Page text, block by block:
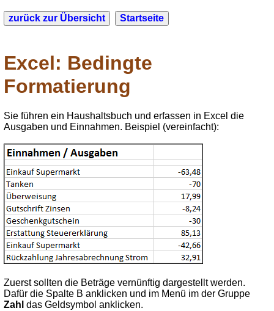
Excel: Bedingte
Formatierung
Sie führen ein Haushaltsbuch und erfassen in Excel die
Ausgaben und Einnahmen. Beispiel (vereinfacht):
Zuerst sollten die Beträge vernünftig dargestellt werden.
Dafür die Spalte B anklicken und im Menü im der Gruppe
Zahl das Geldsymbol anklicken.